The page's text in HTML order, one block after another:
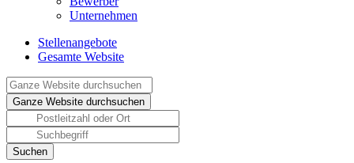
Unternehmen
Stellenangebote
Gesamte Website